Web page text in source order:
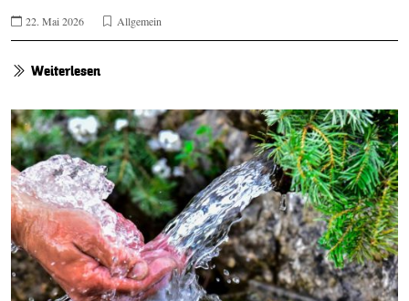
22. Mai 2026 Allgemein
Weiterlesen